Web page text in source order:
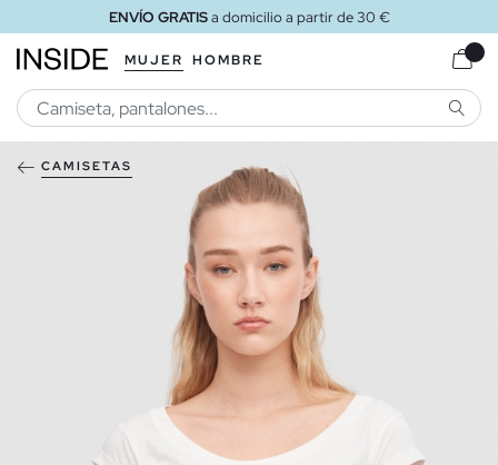
ENVÍO GRATISa domicilio a partir de 30 €
MUJER HOMBRE
CAMISETAS